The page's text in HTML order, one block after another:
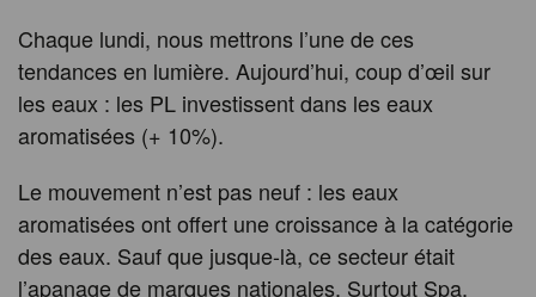
Chaque lundi, nous mettrons l’une de ces
tendances en lumière. Aujourd’hui, coup d’œil sur
les eaux : les PL investissent dans les eaux
aromatisées (+ 10%).
Le mouvement n’est pas neuf : les eaux
aromatisées ont offert une croissance à la catégorie
des eaux. Sauf que jusque-là, ce secteur était
l’apanage de marques nationales. Surtout Spa,